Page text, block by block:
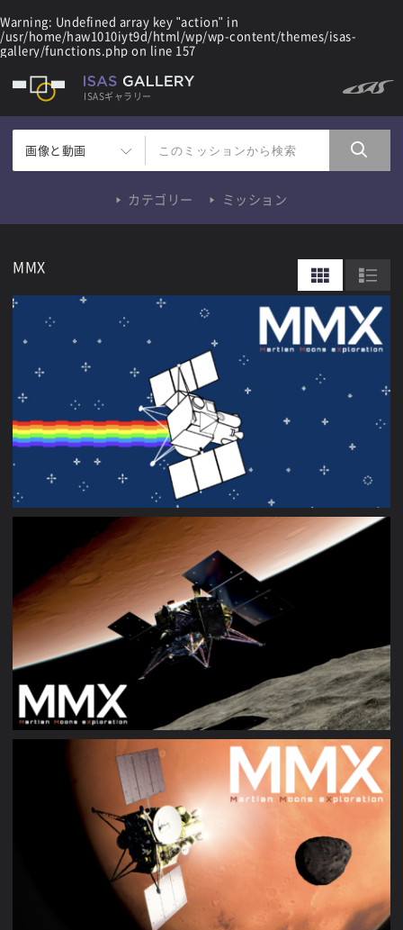
Warning: Undefined array key "action" in
/usr/home/haw1010iyt9d/html/wp/wp-content/themes/isas-
gallery/functions.php on line 157
ISASギャラリー
画像と動画
カテゴリー ミッション
MMX